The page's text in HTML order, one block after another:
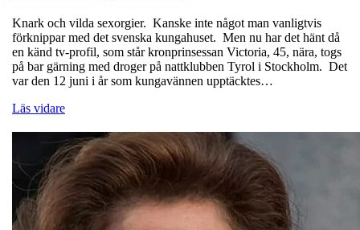
Knark och vilda sexorgier. Kanske inte något man vanligtvis
förknippar med det svenska kungahuset. Men nu har det hänt då
en känd tv-profil, som står kronprinsessan Victoria, 45, nära, togs
på bar gärning med droger på nattklubben Tyrol i Stockholm. Det
var den 12 juni i år som kungavännen upptäcktes…
Läs vidare